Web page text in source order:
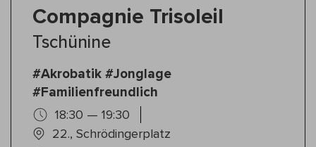
Compagnie Trisoleil
Tschünine
#Akrobatik #Jonglage
#Familienfreundlich
18:30 — 19:30
22., Schrödingerplatz